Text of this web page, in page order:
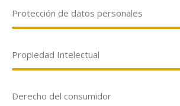
Protección de datos personales
Propiedad Intelectual
Derecho del consumidor